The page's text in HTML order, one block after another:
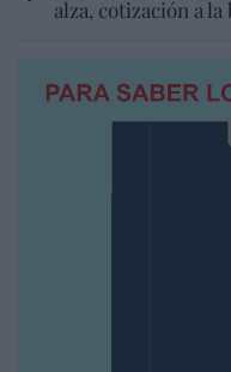
alza, cotización a